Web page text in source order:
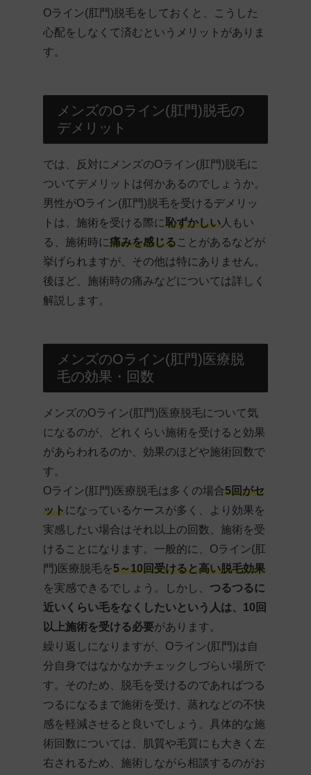
Oライン(肛門)脱毛をしておくと、こうした
心配をしなくて済むというメリットがありま
す。
メンズのOライン(肛門)脱毛の
デメリット
では、反対にメンズのOライン(肛門)脱毛に
ついてデメリットは何かあるのでしょうか。
男性がOライン(肛門)脱毛を受けるデメリッ
トは、施術を受ける際に恥ずかしい 人もい
る、施術時に痛みを感じることがあるなどが
挙げられますが、その他は特にありません。
後ほど、施術時の痛みなどについては詳しく
解説します。
メンズのOライン(肛門)医療脱
毛の効果・回数
メンズのOライン(肛門)医療脱毛について気
になるのが、どれくらい施術を受けると効果
があらわれるのか、効果のほどや施術回数で
す。
Oライン(肛門)医療脱毛は多くの場合5回がセ
ットになっているケースが多く、より効果を
実感したい場合はそれ以上の回数、施術を受
けることになります。一般的に、Oライン(肛
門)医療脱毛を5～10回受けると高い脱毛効果
を実感できるでしょう。しかし、 つるつるに
近いくらい毛をなくしたいという人は、10回
以上施術を受ける必要があります。
繰り返しになりますが、Oライン(肛門)は自
分自身ではなかなかチェックしづらい場所で
す。そのため、脱毛を受けるのであればつる
つるになるまで施術を受け、蒸れなどの不快
感を軽減させると良いでしょう。具体的な施
術回数については、肌質や毛質にも大きく左
右されるため、施術しながら相談するのがお